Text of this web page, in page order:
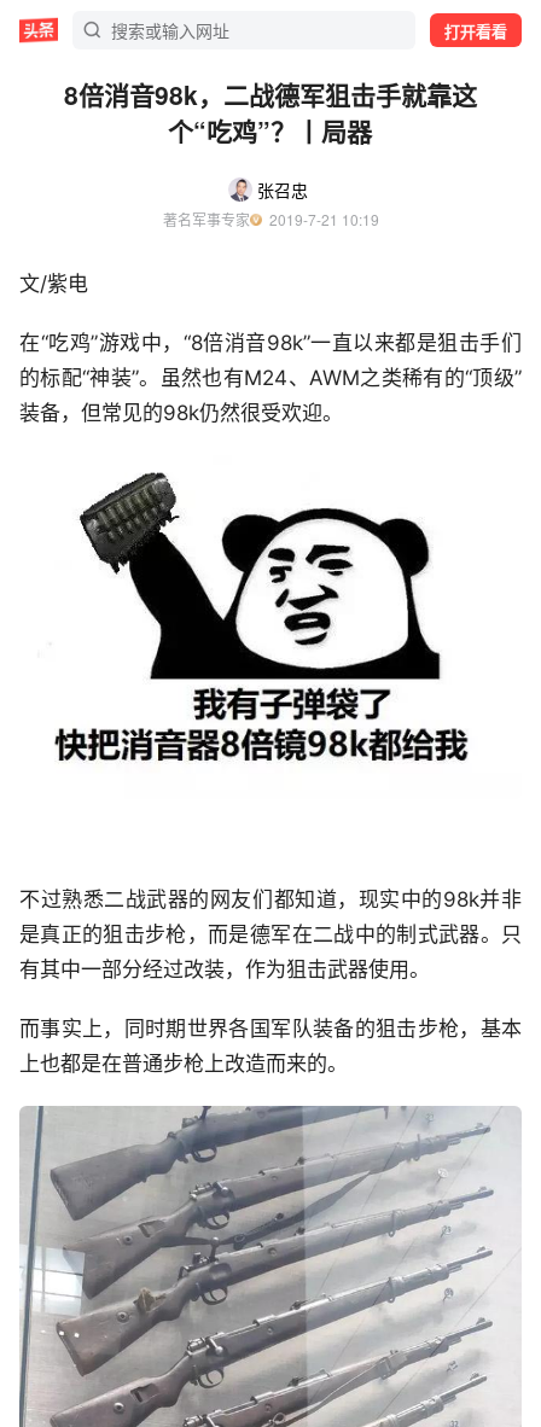
打开看看
8倍消音98k，二战德军狙击手就靠这
个“吃鸡”？丨局器
张召忠
著名军事专家
  2019-7-21 10:19
文/紫电
在“吃鸡”游戏中，“8倍消音98k”一直以来都是狙击手们
的标配“神装”。虽然也有M24、AWM之类稀有的“顶级”
装备，但常见的98k仍然很受欢迎。
不过熟悉二战武器的网友们都知道，现实中的98k并非
是真正的狙击步枪，而是德军在二战中的制式武器。只
有其中一部分经过改装，作为狙击武器使用。
而事实上，同时期世界各国军队装备的狙击步枪，基本
上也都是在普通步枪上改造而来的。